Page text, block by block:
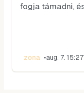
fogja támadni,
zona •aug. 7. 15:27